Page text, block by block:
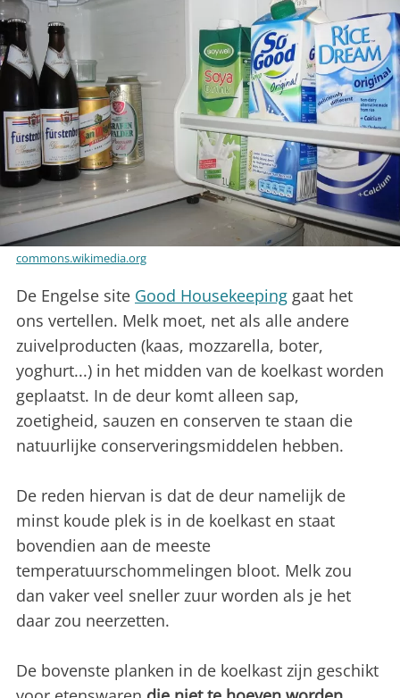
commons.wikimedia.org
De Engelse site Good Housekeeping gaat het
ons vertellen. Melk moet, net als alle andere
zuivelproducten (kaas, mozzarella, boter,
yoghurt...) in het midden van de koelkast worden
geplaatst. In de deur komt alleen sap,
zoetigheid, sauzen en conserven te staan die
natuurlijke conserveringsmiddelen hebben.
De reden hiervan is dat de deur namelijk de
minst koude plek is in de koelkast en staat
bovendien aan de meeste
temperatuurschommelingen bloot. Melk zou
dan vaker veel sneller zuur worden als je het
daar zou neerzetten.
De bovenste planken in de koelkast zijn geschikt